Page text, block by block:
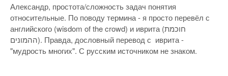
Александр, простота/сложность задач понятия
относительные. По поводу термина - я просто перевёл с
английского (wisdom of the crowd) и иврита (חוכמת
ההמונים). Правда, дословный перевод с иврита -
"мудрость многих". С русским источником не знаком.